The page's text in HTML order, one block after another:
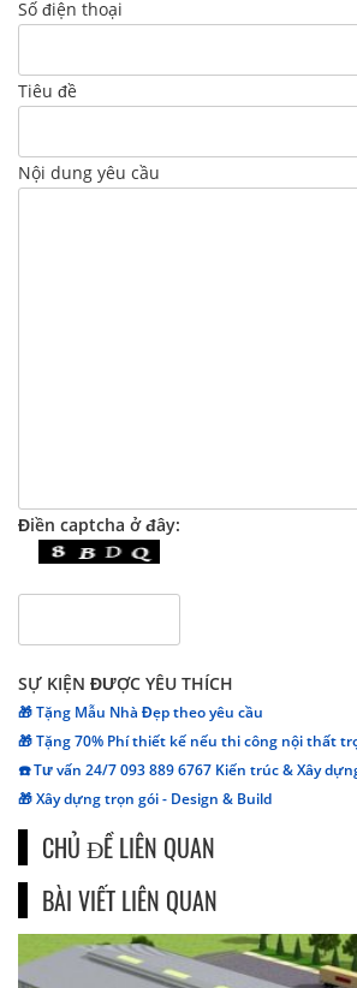
Số điện thoại
Tiêu đề
Nội dung yêu cầu
Điền captcha ở đây:
SỰ KIỆN ĐƯỢC YÊU THÍCH
🎁 Tặng Mẫu Nhà Đẹp theo yêu cầu
🎁 Tặng 70% Phí thiết kế nếu thi công nội thất
☎️ Tư vấn 24/7 093 889 6767 Kiến trúc & Xây
🎁 Xây dựng trọn gói - Design & Build
CHỦ ĐỀ LIÊN QUAN
BÀI VIẾT LIÊN QUAN